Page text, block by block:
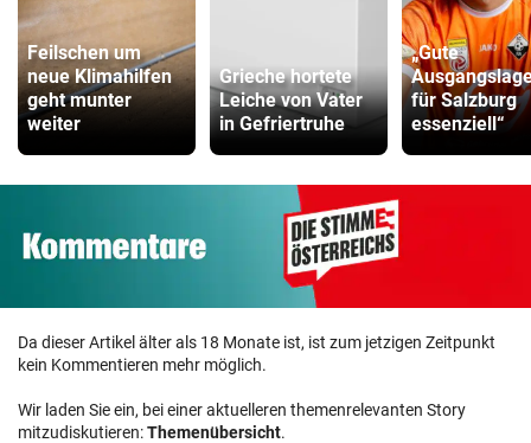
Feilschen um
neue Klimahilfen
geht munter
weiter
Grieche hortete
Leiche von Vater
in Gefriertruhe
„Gute
für Salzburg
essenziell“
Da dieser Artikel älter als 18 Monate ist, ist zum jetzigen Zeitpunkt
kein Kommentieren mehr möglich.
Wir laden Sie ein, bei einer aktuelleren themenrelevanten Story
mitzudiskutieren:Themenübersicht.